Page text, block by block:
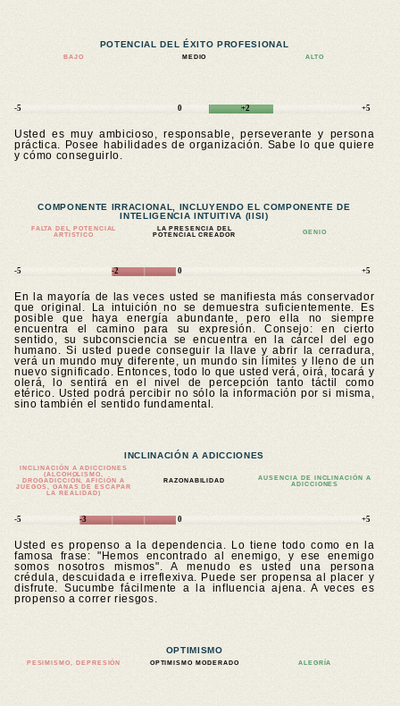
POTENCIAL DEL ÉXITO PROFESIONAL
BAJO MEDIO ALTO
-5 0 +2 +5
Usted es muy ambicioso, responsable, perseverante y persona
práctica. Posee habilidades de organización. Sabe lo que quiere
y cómo conseguirlo.
COMPONENTE IRRACIONAL, INCLUYENDO EL COMPONENTE DE
INTELIGENCIA INTUITIVA (IISI)
FALTA DEL POTENCIAL
ARTÍSTICO
LA PRESENCIA DEL
POTENCIAL CREADOR
GENIO
-5 -2 0 +5
En la mayoría de las veces usted se manifiesta más conservador
que original. La intuición no se demuestra suficientemente. Es
posible que haya energía abundante, pero ella no siempre
encuentra el camino para su expresión. Consejo: en cierto
sentido, su subconsciencia se encuentra en la cárcel del ego
humano. Si usted puede conseguir la llave y abrir la cerradura,
verá un mundo muy diferente, un mundo sin límites y lleno de un
nuevo significado. Entonces, todo lo que usted verá, oirá, tocará y
olerá, lo sentirá en el nivel de percepción tanto táctil como
etérico. Usted podrá percibir no sólo la información por si misma,
sino también el sentido fundamental.
INCLINACIÓN A ADICCIONES
INCLINACIÓN A ADICCIONES
(ALCOHOLISMO,
DROGADICCIÓN, AFICIÓN A
JUEGOS, GANAS DE ESCAPAR
LA REALIDAD)
RAZONABILIDAD
AUSENCIA DE INCLINACIÓN A
ADICCIONES
-5 -3 0 +5
Usted es propenso a la dependencia. Lo tiene todo como en la
famosa frase: "Hemos encontrado al enemigo, y ese enemigo
somos nosotros mismos". A menudo es usted una persona
crédula, descuidada e irreflexiva. Puede ser propensa al placer y
disfrute. Sucumbe fácilmente a la influencia ajena. A veces es
propenso a correr riesgos.
OPTIMISMO
PESIMISMO, DEPRESIÓN OPTIMISMO MODERADO ALEGRÍA